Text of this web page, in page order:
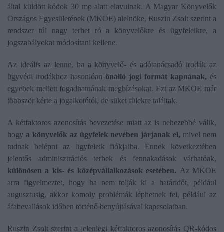
által küldött kódok 30 mp alatt elavulnak. A Magyar Könyvelők
Országos Egyesületének (MKOE) alelnöke, Ruszin Zsolt szerint a
rendszer túl nagy terhet ró a könyvelőkre és ügyfeleikre, a
jogszabályokat módosítani kellene.
Az ideális az lenne, ha a könyvelő- és adótanácsadó irodák az
ügyvédi irodákhoz hasonlóan önálló jogi formát kapnának, és
egyebek mellett fogadhatnának megbízásokat. Ezt az MKOE már
többször kérte a jogalkotótól, de süket fülekre találtak.
A kétfaktoros azonosítás bevezetése miatt az is nehezebbé válik,
hogy a könyvelők az ügyfelek nevében járjanak el, mivel nem
tudnak belépni az ügyfeleik fiókjaiba. Ennek következtében
jelentős adminisztrációs terhek és fennakadások várhatóak,
különösen a kis- és középvállalkozások esetében. Az MKOE
arra figyelmeztet, hogy ha nem tolják ki a határidőt, például
augusztusig, akkor komoly problémák léphetnek fel, például az
áfabevallások időben történő benyújtásával kapcsolatban.
Ruszin Zsolt szerint a jelenlegi kétfaktoros azonosítás QR-kódos